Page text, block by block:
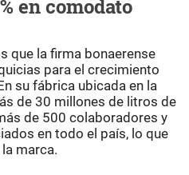
en comodato
que la firma bonaerense
para el crecimiento
su fábrica ubicada en la
de 30 millones de litros de
de 500 colaboradores y
en todo el país, lo que
marca.